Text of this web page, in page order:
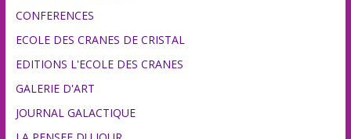
CONFERENCES
ECOLE DES CRANES DE CRISTAL
EDITIONS L'ECOLE DES CRANES
GALERIE D'ART
JOURNAL GALACTIQUE